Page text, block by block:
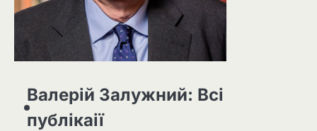
Валерій Залужний: Всі
публікаії